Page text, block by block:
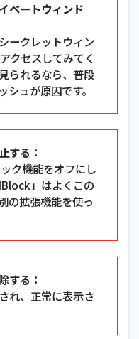
ベートウィンド
ークレットウィン
クセスしてみてく
られるなら、普段
ュが原因です。
する：
ク機能をオフにし
」はよくこの
の拡張機能を使っ
する：
れ、正常に表示さ